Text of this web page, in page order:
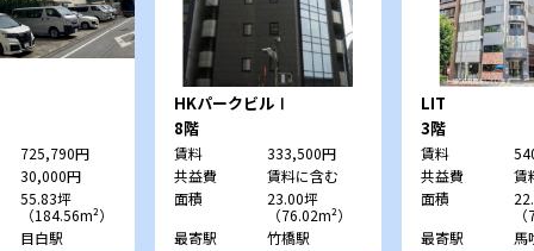
725,790円
30,000円
55.83坪
（184.56m²）
目白駅
HKパークビルⅠ
8階
賃料
333,500円
共益費
賃料に含む
面積
23.00坪
（76.02m²）
最寄駅
竹橋駅
LIT
3階
賃料
共益費
賃
面積
最寄駅
馬